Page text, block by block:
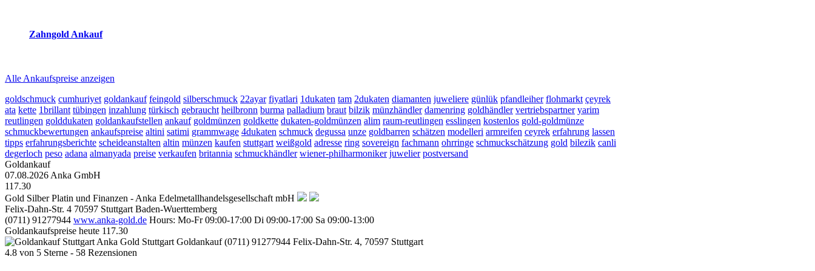
Zahngold Ankauf
Alle Ankaufspreise anzeigen
goldschmuck cumhuriyet goldankauf feingold silberschmuck 22ayar fiyatlari 1dukaten tam 2dukaten diamanten juweliere günlük pfandleiher flohmarkt çeyrek
ata kette 1brillant tübingen inzahlung türkisch gebraucht heilbronn burma palladium braut bilzik münzhändler damenring goldhändler vertriebspartner yarim
reutlingen golddukaten goldankaufstellen ankauf goldmünzen goldkette dukaten-goldmünzen alim raum-reutlingen esslingen kostenlos gold-goldmünze
schmuckbewertungen ankaufspreise altini satimi grammwage 4dukaten schmuck degussa unze goldbarren schätzen modelleri armreifen ceyrek erfahrung lassen
tipps erfahrungsberichte scheideanstalten altin münzen kaufen stuttgart weißgold adresse ring sovereign fachmann ohrringe schmuckschätzung gold bilezik canli
degerloch peso adana almanyada preise verkaufen britannia schmuckhändler wiener-philharmoniker juwelier postversand
Goldankauf
07.08.2026 Anka GmbH
117.30
Gold Silber Platin und Finanzen - Anka Edelmetallhandelsgesellschaft mbH
Felix-Dahn-Str. 4 70597 Stuttgart Baden-Wuerttemberg
(0711) 91277944 www.anka-gold.de Hours: Mo-Fr 09:00-17:00 Di 09:00-17:00 Sa 09:00-13:00
Goldankaufspreise heute 117.30
Anka Gold Stuttgart Goldankauf (0711) 91277944 Felix-Dahn-Str. 4, 70597 Stuttgart
4.8 von 5 Sterne - 58 Rezensionen